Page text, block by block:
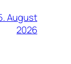
August
2026